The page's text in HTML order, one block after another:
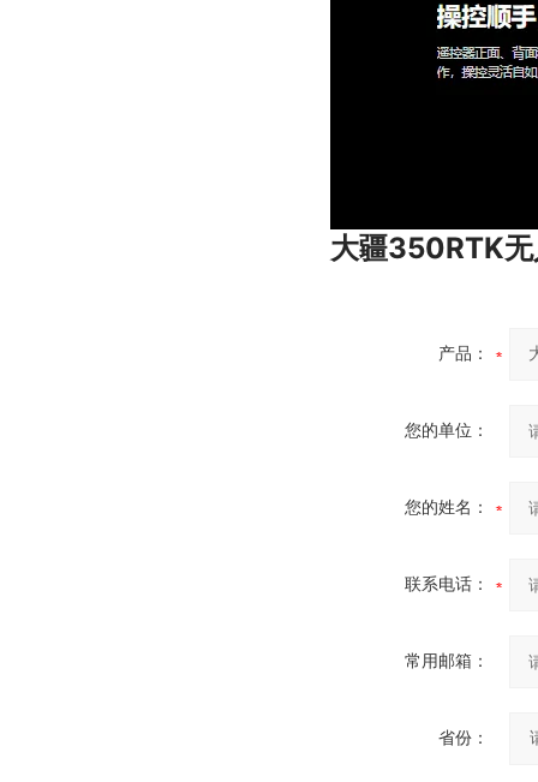
大疆350RTK无
产品：
您的单位：
您的姓名：
联系电话：
常用邮箱：
省份：